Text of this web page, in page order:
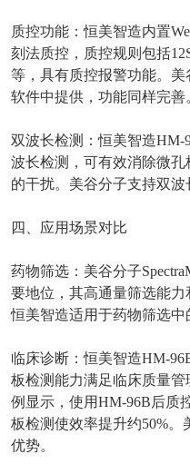
质控功能：恒美智造内置
刻法质控，质控规则包括
等，具有质控报警功能。
软件中提供，功能同样完善
双波长检测：恒美智造HM-
波长检测，可有效消除微
的干扰。美谷分子支持双波
四、应用场景对比
药物筛选：美谷分子
要地位，其高通量筛选能力
恒美智造适用于药物筛选中
临床诊断：恒美智造HM-
板检测能力满足临床质量
例显示，使用HM-96B后质
板检测使效率提升约50%。
优势。